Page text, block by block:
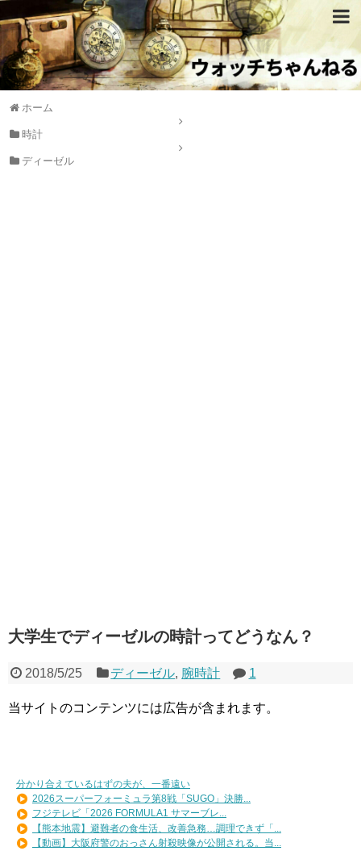
ホーム
時計
ディーゼル
大学生でディーゼルの時計ってどうなん？
2018/5/25 ディーゼル, 腕時計 1
当サイトのコンテンツには広告が含まれます。
分かり合えているはずの夫が、一番遠い
2026スーパーフォーミュラ第8戦「SUGO」決勝...
フジテレビ「2026 FORMULA1 サマーブレ...
【熊本地震】避難者の食生活、改善急務…調理できず「...
【動画】大阪府警のおっさん射殺映像が公開される。当...